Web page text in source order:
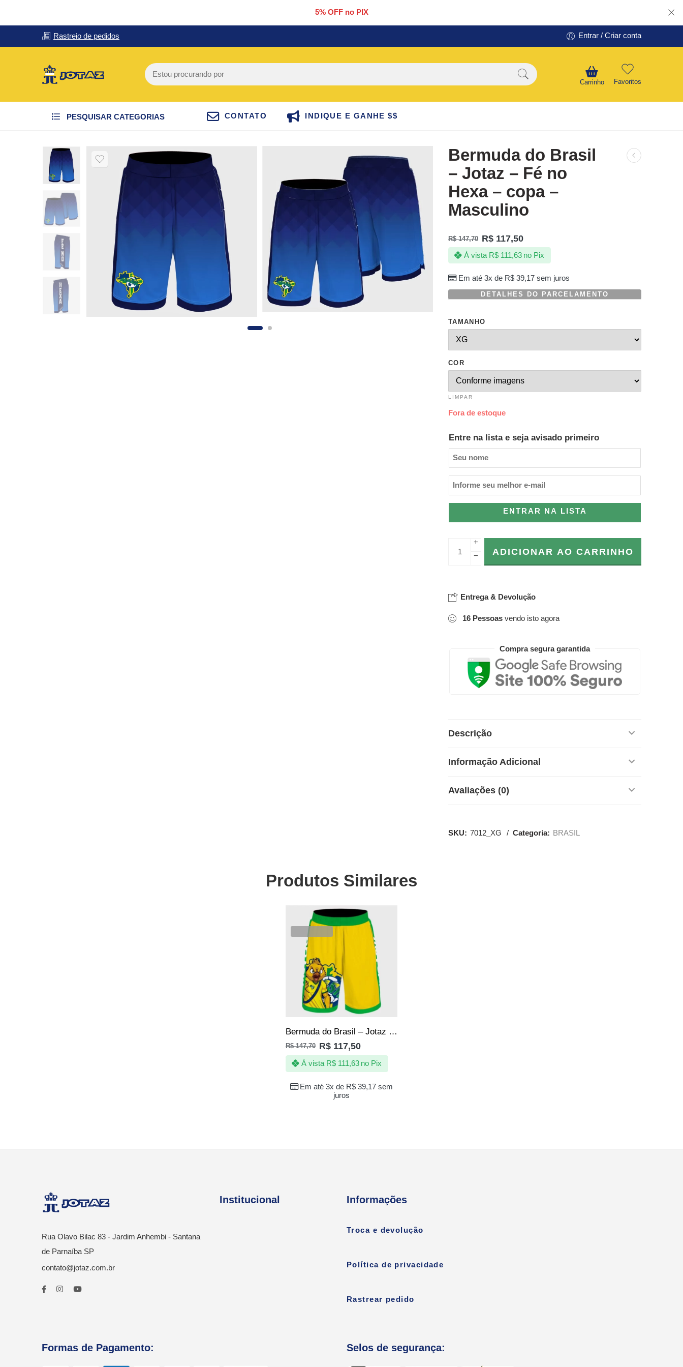
5% OFF no PIX
Rastreio de pedidos Entrar / Criar conta
Carrinho Favoritos
PESQUISAR CATEGORIAS CONTATO INDIQUE E GANHE $$
Bermuda do Brasil
– Jotaz – Fé no
Hexa – copa –
Masculino
R$147,70 R$ 117,50
Em até 3x de R$39,17sem juros
À vista R$111,63 no Pix
DETALHES DO PARCELAMENTO
TAMANHO
COR
LIMPAR
Fora de estoque
Entre na lista e seja avisado primeiro
ENTRAR NA LISTA
+
−
ADICIONAR AO CARRINHO
Entrega & Devolução
16 Pessoas vendo isto agora
Compra segura garantida
Descrição
Informação Adicional
Avaliações (0)
SKU: 7012_XG Categoria: BRASIL
Produtos Similares
VENDIDOS
Bermuda do Brasil – Jotaz – Canário furioso – copa – Masculino
R$147,70 R$ 117,50
Em até 3x de R$ 39,17 sem
juros
À vista R$111,63 no Pix
Rua Olavo Bilac 83 - Jardim Anhembi - Santana
de Parnaíba SP
contato@jotaz.com.br
Institucional Informações
Troca e devolução
Política de privacidade
Rastrear pedido
Formas de Pagamento: Selos de segurança: